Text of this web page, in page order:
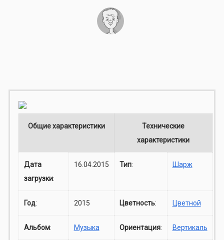
Общие характеристики
Технические
характеристики
Дата
загрузки:
16.04.2015 Тип: Шарж
Год: 2015 Цветность: Цветной
Альбом: Музыка Ориентация: Вертикаль